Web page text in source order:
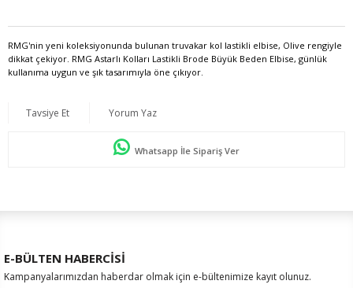
RMG'nin yeni koleksiyonunda bulunan truvakar kol lastikli elbise, Olive rengiyle
dikkat çekiyor. RMG Astarlı Kolları Lastikli Brode Büyük Beden Elbise, günlük
kullanıma uygun ve şık tasarımıyla öne çıkıyor.
Tavsiye Et Yorum Yaz
Whatsapp İle Sipariş Ver
E-BÜLTEN HABERCİSİ
Kampanyalarımızdan haberdar olmak için e-bültenimize kayıt olunuz.